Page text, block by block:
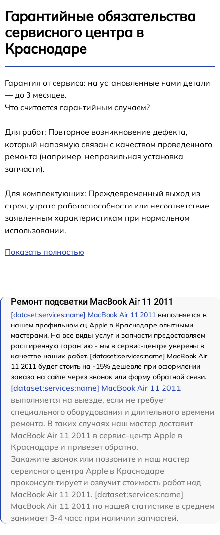
Гарантийные обязательства
сервисного центра в
Краснодаре
Гарантия от сервиса: на установленные нами детали
— до 3 месяцев.
Что считается гарантийным случаем?
Для работ: Повторное возникновение дефекта,
который напрямую связан с качеством проведенного
ремонта (например, неправильная установка
запчасти).
Для комплектующих: Преждевременный выход из
строя, утрата работоспособности или несоответствие
заявленным характеристикам при нормальном
использовании.
Показать полностью
Ремонт подсветки MacBook Air 11 2011
[dataset:services:name] MacBook Air 11 2011 выполняется в
нашем профильном сц Apple в Краснодаре опытными
мастерами. На все виды услуг и запчасти предоставляем
расширенную гарантию - мы в сервис-центре уверены в
качестве наших работ. [dataset:services:name] MacBook Air
11 2011 будет стоить на -15% дешевле при оформлении
заказа на сайте через звонок или форму обратной связи.
[dataset:services:name] MacBook Air 11 2011
выполняется на выезде, если не требует
специального оборудования и длительного времени
ремонта. В таких случаях наш мастер доставит
MacBook Air 11 2011 в сервис-центр Apple в
Краснодаре и привезет обратно.
Закажите звонок или позвоните и наш мастер
сервисного центра Apple в Краснодаре
проконсультирует и озвучит стоимость работ над
MacBook Air 11 2011. [dataset:services:name]
MacBook Air 11 2011 по нашей статистике в среднем
занимает 3-4 часа при наличии запчастей.